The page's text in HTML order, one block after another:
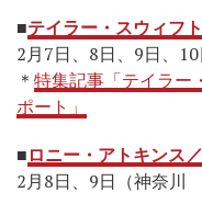
■テイラー・スウィフ
2月7日、8日、9日、
＊ 特集記事「テイラー
ポート」
■ロニー・アトキンス
2月8日、9日（神奈川